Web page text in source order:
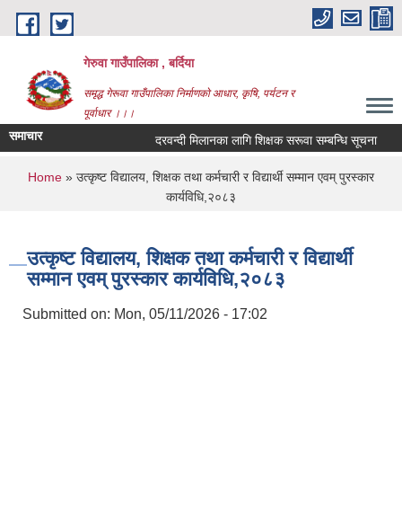
Skip to main content
गेरुवा गाउँपालिका , बर्दिया
समृद्ध गेरूवा गाउँपालिका निर्माणको आधार, कृषि, पर्यटन र
पूर्वाधार ।।।
समाचार दरवन्दी मिलानका लागि शिक्षक सरूवा सम्बन्धि सूचना
You are here
Home » उत्कृष्ट विद्यालय, शिक्षक तथा कर्मचारी र विद्यार्थी सम्मान एवम् पुरस्कार
कार्यविधि,२०८३
उत्कृष्ट विद्यालय, शिक्षक तथा कर्मचारी र विद्यार्थी
सम्मान एवम् पुरस्कार कार्यविधि,२०८३
Submitted on: Mon, 05/11/2026 - 17:02